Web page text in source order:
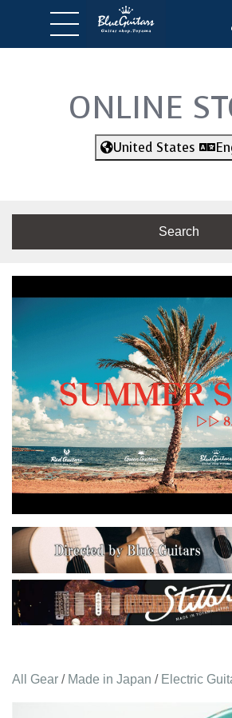
ONLINE
United States
Search
All Gear / Made in Japan / Electric